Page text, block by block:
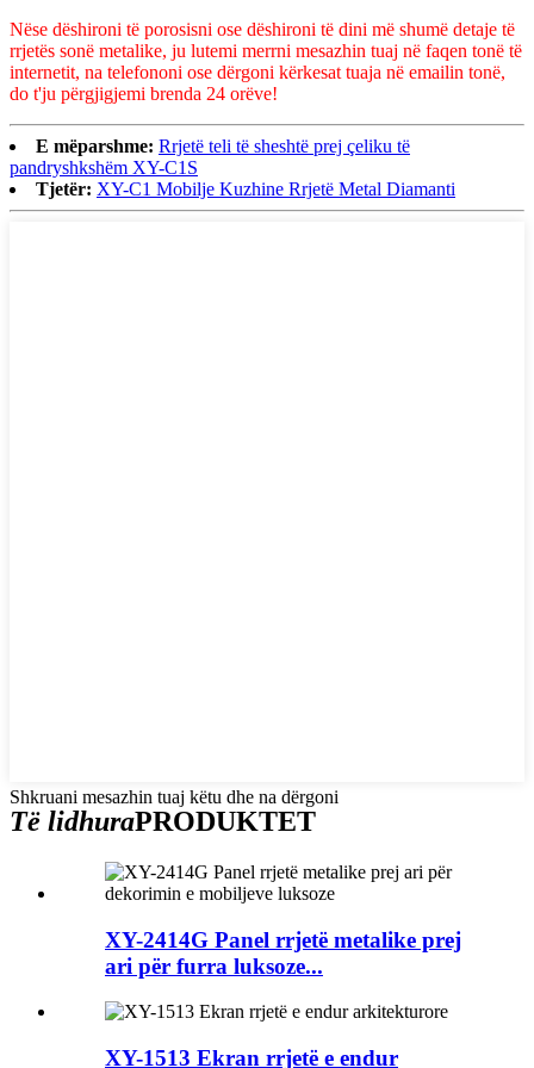
Nëse dëshironi të porosisni ose dëshironi të dini më shumë detaje të
rrjetës sonë metalike, ju lutemi merrni mesazhin tuaj në faqen tonë të
internetit, na telefononi ose dërgoni kërkesat tuaja në emailin tonë,
do t'ju përgjigjemi brenda 24 orëve!
E mëparshme: Rrjetë teli të sheshtë prej çeliku të
pandryshkshëm XY-C1S
Tjetër: XY-C1 Mobilje Kuzhine Rrjetë Metal Diamanti
Shkruani mesazhin tuaj këtu dhe na dërgoni
Të lidhuraPRODUKTET
XY-2414G Panel rrjetë metalike prej
ari për furra luksoze...
XY-1513 Ekran rrjetë e endur